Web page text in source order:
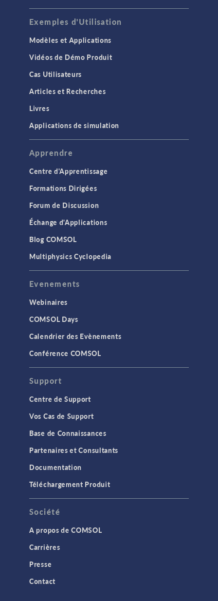
Exemples d'Utilisation
Modèles et Applications
Vidéos de Démo Produit
Cas Utilisateurs
Articles et Recherches
Livres
Applications de simulation
Apprendre
Centre d'Apprentissage
Formations Dirigées
Forum de Discussion
Échange d'Applications
Blog COMSOL
Multiphysics Cyclopedia
Evenements
Webinaires
COMSOL Days
Calendrier des Evènements
Conférence COMSOL
Support
Centre de Support
Vos Cas de Support
Base de Connaissances
Partenaires et Consultants
Documentation
Téléchargement Produit
Société
A propos de COMSOL
Carrières
Presse
Contact